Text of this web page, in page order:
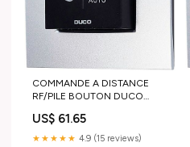
COMMANDE A DISTANCE
RF/PILE BOUTON DUCO
US$ 61.65
★★★★★ 4.9 (15 reviews)